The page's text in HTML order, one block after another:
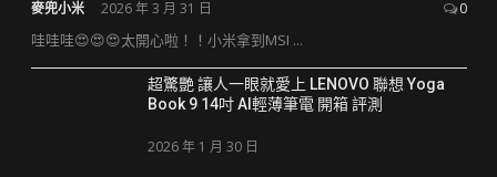
麥兜小米 2026 年 3 月 31 日 0
哇哇哇😍😍😍太開心啦！！小米拿到MSI ...
超驚艷 讓人一眼就愛上 LENOVO 聯想 Yoga
Book 9 14吋 AI輕薄筆電 開箱 評測
2026 年 1 月 30 日